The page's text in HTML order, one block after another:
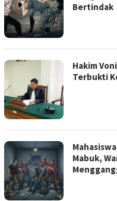
Bertindak
Hakim
Terbukti
Mabuk,